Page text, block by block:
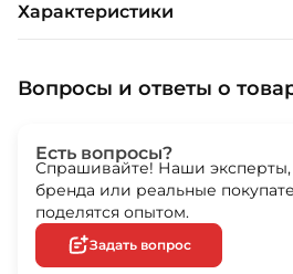
Характеристики
Вопросы и ответы о
Есть вопросы?
Спрашивайте! Наши эксперты,
бренда или реальные
поделятся опытом.
Задать вопрос